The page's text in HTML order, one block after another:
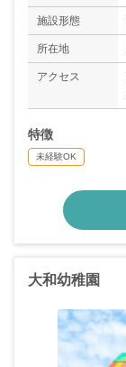
施設形態
所在地
アクセス
特徴
未経験OK
大和幼稚園